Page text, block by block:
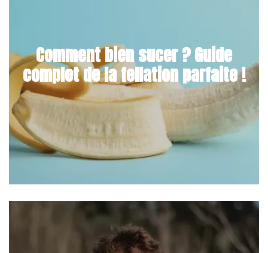
Comment bien sucer ? Guide
complet de la fellation parfaite !